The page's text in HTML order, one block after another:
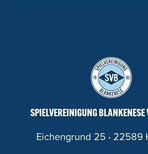
SPIELVEREINIGUNG BLANKENESE
Eichengrund 25 · 22589